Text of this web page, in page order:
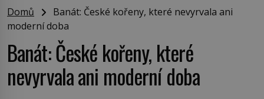
Domů
Banát: České kořeny, které nevyrvala ani
moderní doba
Banát: České kořeny, které
nevyrvala ani moderní doba